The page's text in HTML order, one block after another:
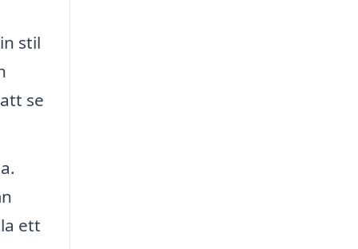
stil
se
ett